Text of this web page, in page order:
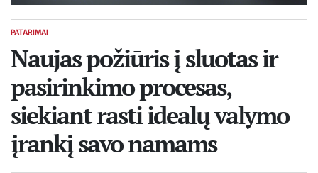
POSTED
PATARIMAI
Naujas požiūris į sluotas ir
pasirinkimo procesas,
siekiant rasti idealų valymo
įrankį savo namams